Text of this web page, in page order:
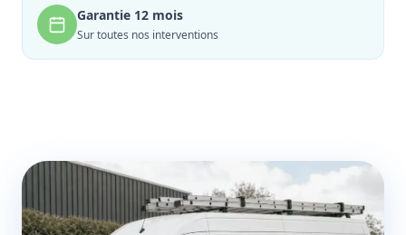
Garantie 12 mois
Sur toutes nos interventions